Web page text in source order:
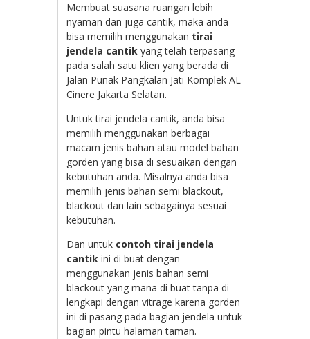
Membuat suasana ruangan lebih
nyaman dan juga cantik, maka anda
bisa memilih menggunakan tirai
jendela cantik yang telah terpasang
pada salah satu klien yang berada di
Jalan Punak Pangkalan Jati Komplek AL
Cinere Jakarta Selatan.
Untuk tirai jendela cantik, anda bisa
memilih menggunakan berbagai
macam jenis bahan atau model bahan
gorden yang bisa di sesuaikan dengan
kebutuhan anda. Misalnya anda bisa
memilih jenis bahan semi blackout,
blackout dan lain sebagainya sesuai
kebutuhan.
Dan untuk contoh tirai jendela
cantik ini di buat dengan
menggunakan jenis bahan semi
blackout yang mana di buat tanpa di
lengkapi dengan vitrage karena gorden
ini di pasang pada bagian jendela untuk
bagian pintu halaman taman.